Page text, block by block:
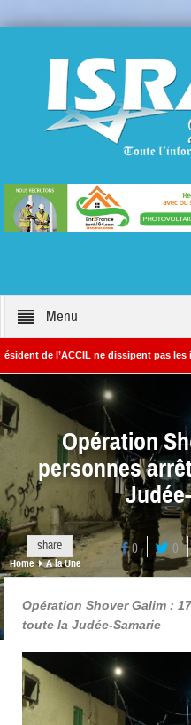
Menu
l’ACCIL ne dissipent pas les
– Rédacteur en chef d’Israël
Opération
personnes
share 0 0
Home A la Une
Opération Shover Galim :
toute la Judée-Samarie